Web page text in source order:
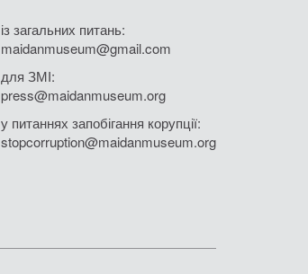
із загальних питань:
maidanmuseum@gmail.com
для ЗМІ:
press@maidanmuseum.org
у питаннях запобігання корупції:
stopcorruption@maidanmuseum.org